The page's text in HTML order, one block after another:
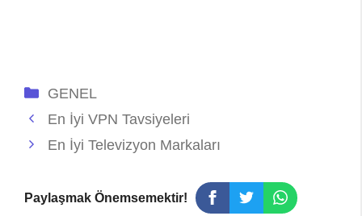
Kategoriler
GENEL
En İyi VPN Tavsiyeleri
En İyi Televizyon Markaları
Paylaşmak Önemsemektir!